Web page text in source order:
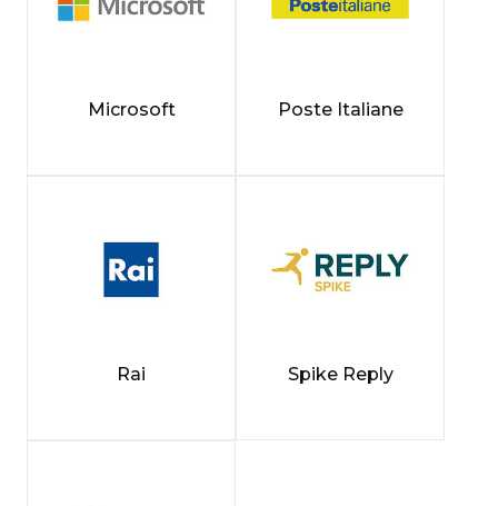
Microsoft Poste Italiane
Rai Spike Reply